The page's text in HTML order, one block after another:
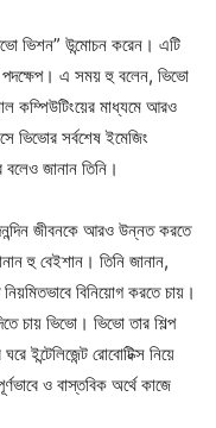
ভিশন” উন্মোচন করেন। এটি
পদক্ষেপ। এ সময় হু বলেন, ভিভো
কম্পিউটিংয়ের মাধ্যমে আরও
ভিভোর সর্বশেষ ইমেজিং
জানান তিনি।
জীবনকে আরও উন্নত করতে
হু বেইশান। তিনি জানান,
বিনিয়োগ করতে চায়।
চায় ভিভো। ভিভো তার শিল্প
ইন্টেলিজেন্ট রোবোটিক্স নিয়ে
ও বাস্তবিক অর্থে কাজে